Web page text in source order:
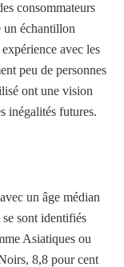
consommateurs
un échantillon
avec les
peu de personnes
ont une vision
inégalités futures.
un âge médian
sont identifiés
Asiatiques ou
8,8 pour cent